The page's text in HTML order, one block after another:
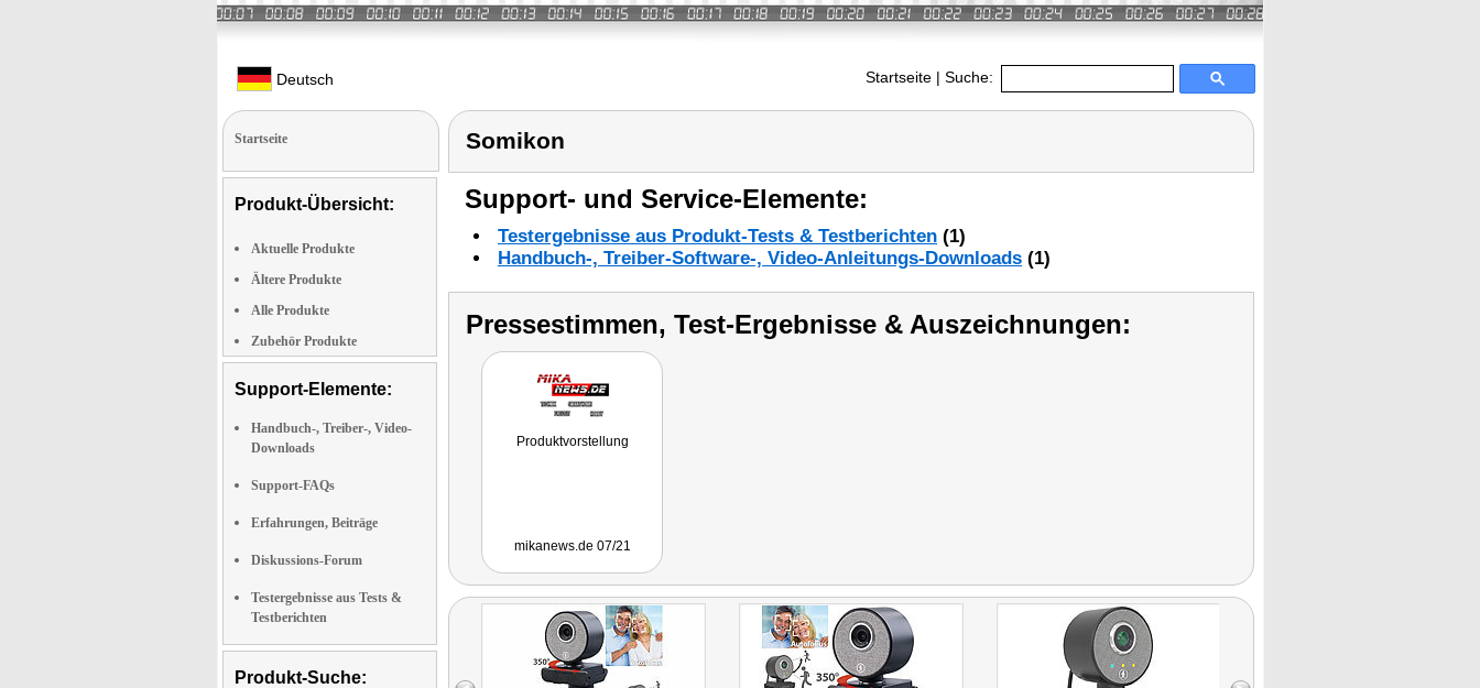
Deutsch Startseite | Suche:
Startseite
Produkt-Übersicht:
Aktuelle Produkte
Ältere Produkte
Alle Produkte
Zubehör Produkte
Support-Elemente:
Handbuch-, Treiber-, Video-
Downloads
Support-FAQs
Erfahrungen, Beiträge
Diskussions-Forum
Testergebnisse aus Tests &
Testberichten
Produkt-Suche:
Somikon
Support- und Service-Elemente:
Testergebnisse aus Produkt-Tests & Testberichten (1)
Handbuch-, Treiber-Software-, Video-Anleitungs-Downloads (1)
Pressestimmen, Test-Ergebnisse & Auszeichnungen:
Produktvorstellung
mikanews.de 07/21